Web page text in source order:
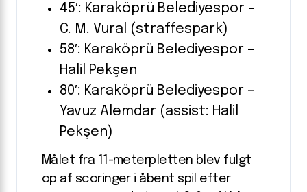
45′: Karaköprü Belediyespor –
C. M. Vural (straffespark)
58′: Karaköprü Belediyespor –
Halil Pekşen
80′: Karaköprü Belediyespor –
Yavuz Alemdar (assist: Halil
Pekşen)
Målet fra 11-meterpletten blev fulgt
op af scoringer i åbent spil efter